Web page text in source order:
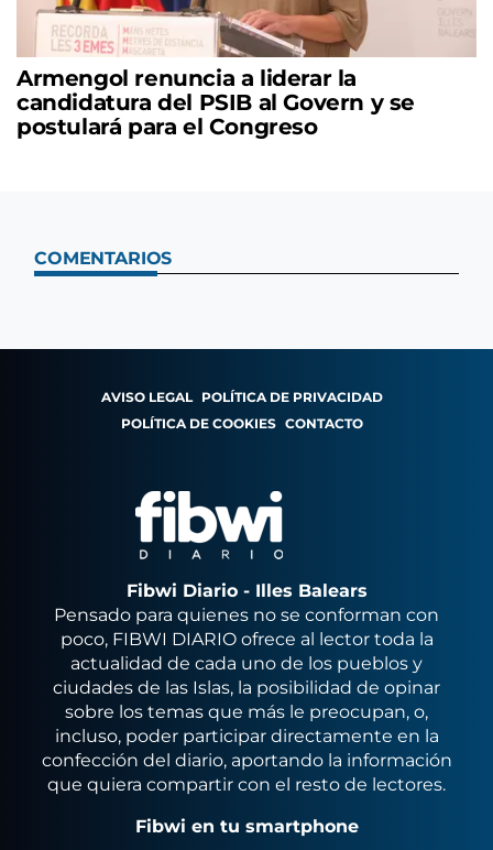
Armengol renuncia a liderar la
candidatura del PSIB al Govern y se
postulará para el Congreso
COMENTARIOS
AVISO LEGAL POLÍTICA DE PRIVACIDAD
POLÍTICA DE COOKIES CONTACTO
Fibwi Diario - Illes Balears
Pensado para quienes no se conforman con
poco, FIBWI DIARIO ofrece al lector toda la
actualidad de cada uno de los pueblos y
ciudades de las Islas, la posibilidad de opinar
sobre los temas que más le preocupan, o,
incluso, poder participar directamente en la
confección del diario, aportando la información
que quiera compartir con el resto de lectores.
Fibwi en tu smartphone